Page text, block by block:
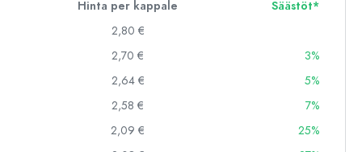
Hinta per kappale
Säästöt*
2,80 €
2,70 €
3%
2,64 €
5%
2,58 €
7%
2,09 €
25%